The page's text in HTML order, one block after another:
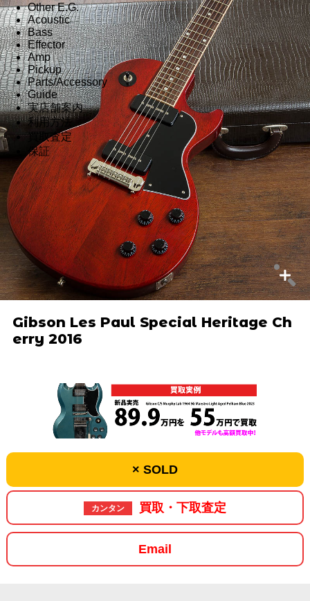
Other E.G.
Acoustic
Bass
Effector
Amp
Pickup
Parts/Accessory
Guide
実店舗案内
利用方法
買取査定
保証
Gibson Les Paul Special Heritage Ch
erry 2016
× SOLD
カンタン 買取・下取査定
Email